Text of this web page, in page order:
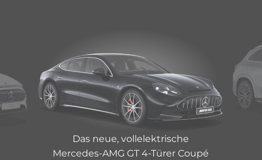
Das neue, vollelektrische
Mercedes-AMG GT 4-Türer Coupé